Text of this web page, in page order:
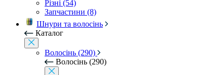
Різні (54)
Запчастини (8)
Шнури та волосінь
Каталог
Волосінь (290)
Волосінь (290)